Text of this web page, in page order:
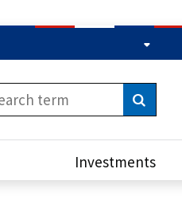
Vyhľadať
Investments